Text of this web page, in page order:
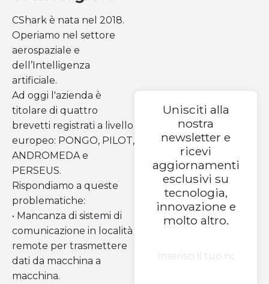
CShark è nata nel 2018.
Operiamo nel settore
aerospaziale e
dell’Intelligenza
artificiale.
Ad oggi l'azienda è
titolare di quattro
brevetti registrati a livello
europeo: PONGO, PILOT,
ANDROMEDA e
PERSEUS.
Rispondiamo a queste
problematiche:
• Mancanza di sistemi di
comunicazione in località
remote per trasmettere
dati da macchina a
macchina.
Unisciti alla
nostra
newsletter e
ricevi
aggiornamenti
esclusivi su
tecnologia,
innovazione e
molto altro.